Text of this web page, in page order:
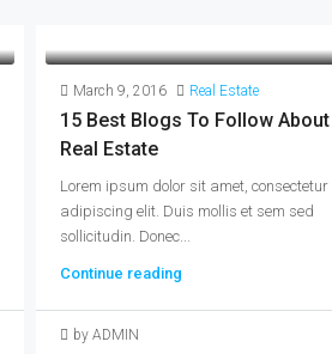
March 9, 2016 Real Estate
15 Best Blogs To Follow About
Real Estate
Lorem ipsum dolor sit amet, consectetur
adipiscing elit. Duis mollis et sem sed
sollicitudin. Donec...
Continue reading
by ADMIN